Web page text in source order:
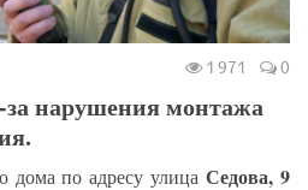
1 971 0
за нарушения монтажа
дома по адресу улицаСедова, 9